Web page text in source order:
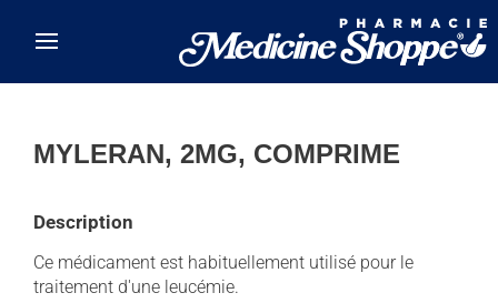
MYLERAN, 2MG, COMPRIME
Description
Ce médicament est habituellement utilisé pour le
traitement d'une leucémie.